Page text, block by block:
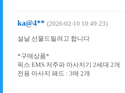
ka@4** (2026-02-10 10:49:23)
설날 선물드릴려고 합니다
*구매상품*
픽스 EMS 저주파 마사지기 2세대 2개
전용 마사지 패드 : 3매 2개